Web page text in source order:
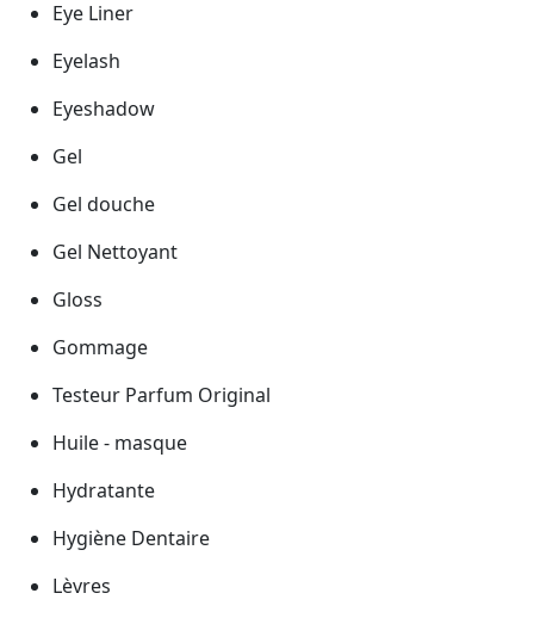
Eye Liner
Eyelash
Eyeshadow
Gel
Gel douche
Gel Nettoyant
Gloss
Gommage
Testeur Parfum Original
Huile - masque
Hydratante
Hygiène Dentaire
Lèvres